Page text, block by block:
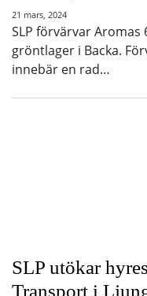
21 mars, 2024
SLP förvärvar
gröntlager i Backa.
innebär en rad…
SLP utökar
Transport i